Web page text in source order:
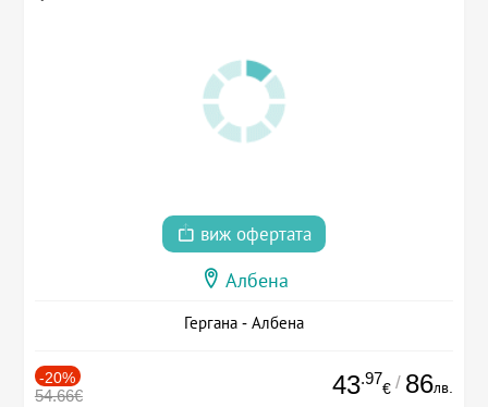
виж офертата
Албена
Гергана - Албена
-20%
54.66€ 43.97
€ / 86лв.